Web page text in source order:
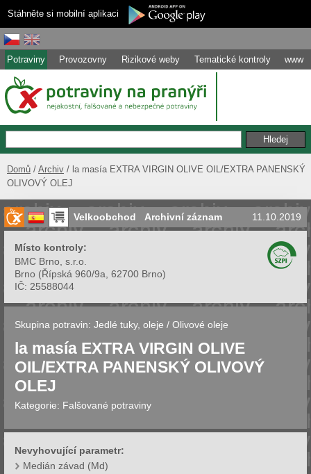
Stáhněte si mobilní aplikaci
Potraviny Provozovny Rizikové weby Tematické kontroly www
Domů Archiv
la masía EXTRA VIRGIN OLIVE OIL/EXTRA PANENSKÝ
OLIVOVÝ OLEJ
Velkoobchod Archivní záznam 11.10.2019
Místo kontroly:
BMC Brno, s.r.o.
Brno (Řípská 960/9a, 62700 Brno)
IČ: 25588044
Skupina potravin: Jedlé tuky, oleje / Olivové oleje
la masía EXTRA VIRGIN OLIVE
OIL/EXTRA PANENSKÝ OLIVOVÝ
OLEJ
Kategorie: Falšované potraviny
Nevyhovující parametr:
Medián závad (Md)